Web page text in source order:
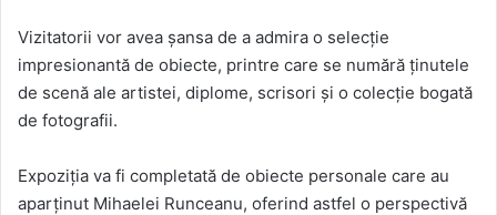
Vizitatorii vor avea șansa de a admira o selecție
impresionantă de obiecte, printre care se numără ținutele
de scenă ale artistei, diplome, scrisori și o colecție bogată
de fotografii.
Expoziția va fi completată de obiecte personale care au
aparținut Mihaelei Runceanu, oferind astfel o perspectivă